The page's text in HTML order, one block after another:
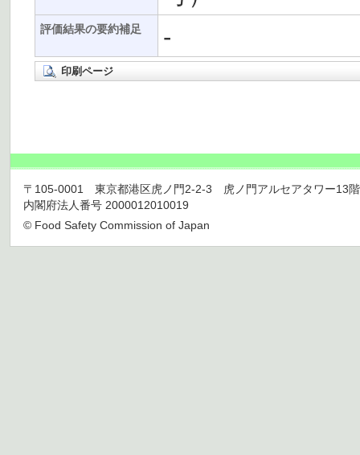
評価結果の要約補足 -
印刷ページ
〒105-0001 東京都港区虎ノ門2-2-3 虎ノ門アルセアタワー13
内閣府法人番号 2000012010019
© Food Safety Commission of Japan